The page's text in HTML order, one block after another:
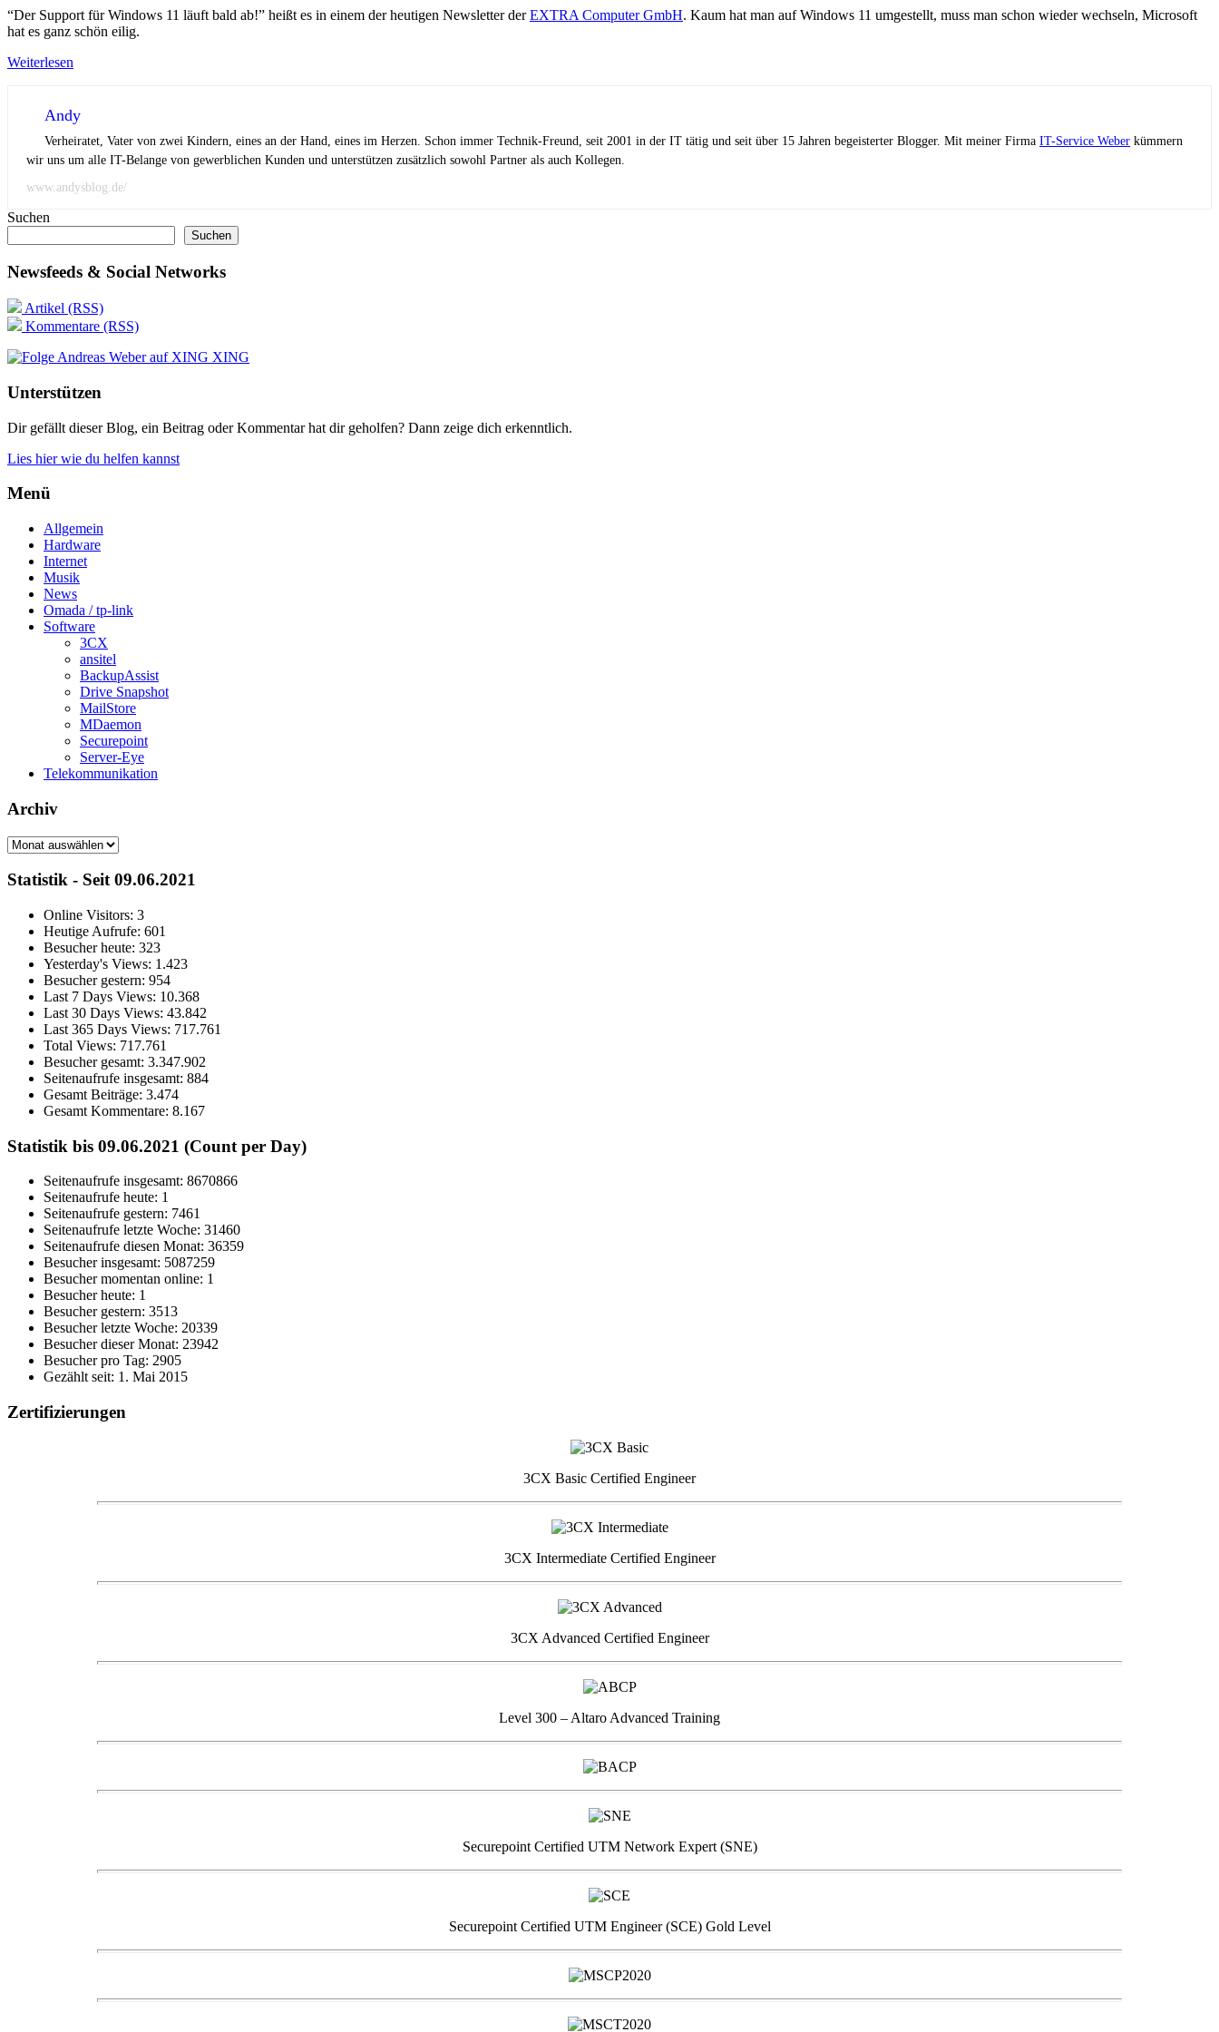
“Der Support für Windows 11 läuft bald ab!” heißt es in einem der heutigen Newsletter derEXTRA Computer GmbH. Kaum hat man auf Windows 11 umgestellt, muss man schon wieder wechseln, Microsoft
hat es ganz schön eilig.
Weiterlesen
Andy
Verheiratet, Vater von zwei Kindern, eines an der Hand, eines im Herzen. Schon immer Technik-Freund, seit 2001 in der IT tätig und seit über 15 Jahren begeisterter Blogger. Mit meiner Firma IT-Service Weber kümmern
wir uns um alle IT-Belange von gewerblichen Kunden und unterstützen zusätzlich sowohl Partner als auch Kollegen.
www.andysblog.de/
Suchen
Suchen
Newsfeeds & Social Networks
Artikel (RSS)
Kommentare (RSS)
XING
Unterstützen
Dir gefällt dieser Blog, ein Beitrag oder Kommentar hat dir geholfen? Dann zeige dich erkenntlich.
Lies hier wie du helfen kannst
Menü
Allgemein
Hardware
Internet
Musik
News
Omada / tp-link
Software
3CX
ansitel
BackupAssist
Drive Snapshot
MailStore
MDaemon
Securepoint
Server-Eye
Telekommunikation
Archiv
Archiv
Statistik - Seit 09.06.2021
Online Visitors: 3
Heutige Aufrufe: 601
Besucher heute: 323
Yesterday's Views: 1.423
Besucher gestern: 954
Last 7 Days Views: 10.368
Last 30 Days Views: 43.842
Last 365 Days Views: 717.761
Total Views: 717.761
Besucher gesamt: 3.347.902
Seitenaufrufe insgesamt: 884
Gesamt Beiträge: 3.474
Gesamt Kommentare: 8.167
Statistik bis 09.06.2021 (Count per Day)
Seitenaufrufe insgesamt: 8670866
Seitenaufrufe heute: 1
Seitenaufrufe gestern: 7461
Seitenaufrufe letzte Woche: 31460
Seitenaufrufe diesen Monat: 36359
Besucher insgesamt: 5087259
Besucher momentan online: 1
Besucher heute: 1
Besucher gestern: 3513
Besucher letzte Woche: 20339
Besucher dieser Monat: 23942
Besucher pro Tag: 2905
Gezählt seit: 1. Mai 2015
Zertifizierungen
3CX Basic Certified Engineer
3CX Intermediate Certified Engineer
3CX Advanced Certified Engineer
Level 300 – Altaro Advanced Training
Securepoint Certified UTM Network Expert (SNE)
Securepoint Certified UTM Engineer (SCE) Gold Level